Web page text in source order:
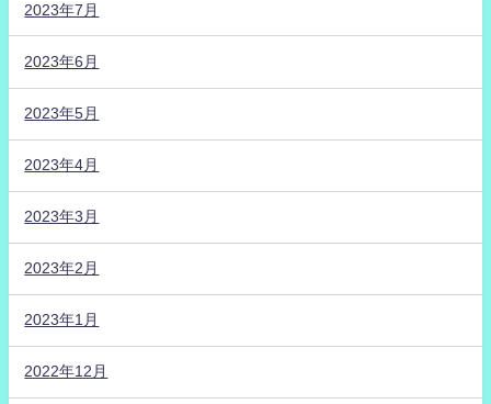
2023年7月
2023年6月
2023年5月
2023年4月
2023年3月
2023年2月
2023年1月
2022年12月